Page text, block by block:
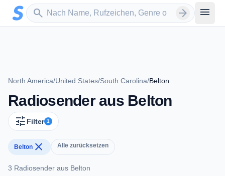
Zum Hauptinhalt springen
search
Sender suchen arrow_forward menu
North America/United States/South Carolina/Belton
Radiosender aus Belton
tune Filter 1
Belton close Alle zurücksetzen
3 Radiosender aus Belton